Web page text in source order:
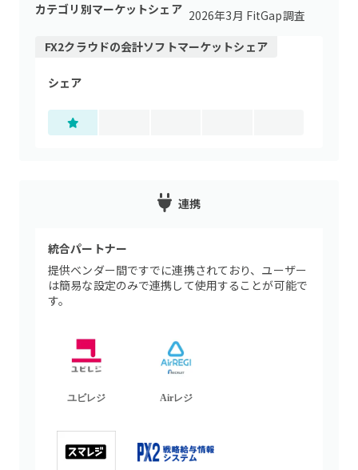
カテゴリ別マーケットシェア 2026年3月 FitGap調査
FX2クラウドの会計ソフトマーケットシェア
シェア
連携
統合パートナー
提供ベンダー間ですでに連携されており、ユーザー
は簡易な設定のみで連携して使用することが可能で
す。
ユビレジ Airレジ